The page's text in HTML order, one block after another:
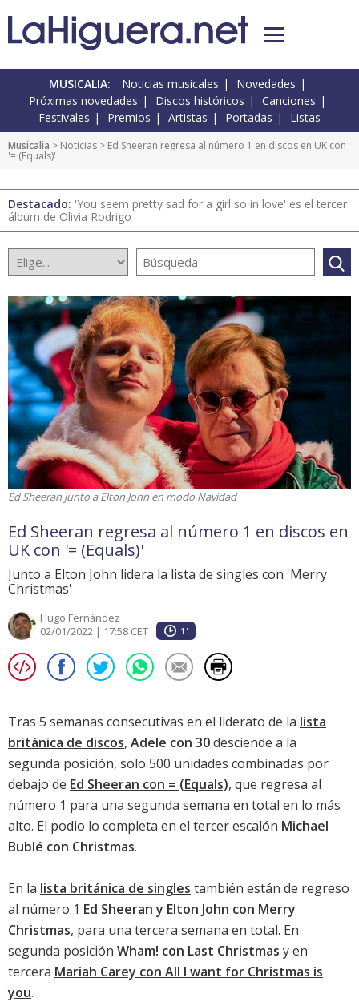
MUSICALIA: Noticias musicales
Novedades
Próximas novedades
Discos históricos
Canciones
Festivales
Premios Artistas Portadas Listas
Musicalia > Noticias > Ed Sheeran regresa al número 1 en discos en UK con
'= (Equals)'
Destacado: 'You seem pretty sad for a girl so in love' es el tercer
álbum de Olivia Rodrigo
Ed Sheeran junto a Elton John en modo Navidad
Ed Sheeran regresa al número 1 en discos en
UK con '= (Equals)'
Junto a Elton John lidera la lista de singles con 'Merry
Christmas'
Hugo Fernández
02/01/2022 | 17:58 CET
1'
Tras 5 semanas consecutivas en el liderato de la lista
británica de discos, Adele con 30desciende a la
segunda posición, solo 500 unidades combinadas por
debajo de Ed Sheeran con = (Equals), que regresa al
número 1 para una segunda semana en total en lo más
alto. El podio lo completa en el tercer escalón Michael
Bublé con Christmas.
En la lista británica de singles también están de regreso
al número 1 Ed Sheeran y Elton John con Merry
Christmas, para una tercera semana en total. En
segunda posición Wham! con Last Christmas y en
tercera Mariah Carey con All I want for Christmas is
you.